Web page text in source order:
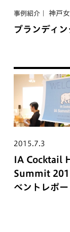
事例紹介 神戸
ブランディ
2015.7.3
IA Cocktail
Summit
ベントレポー